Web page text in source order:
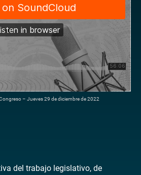
– Jueves 29 de diciembre de 2022
del trabajo legislativo, de